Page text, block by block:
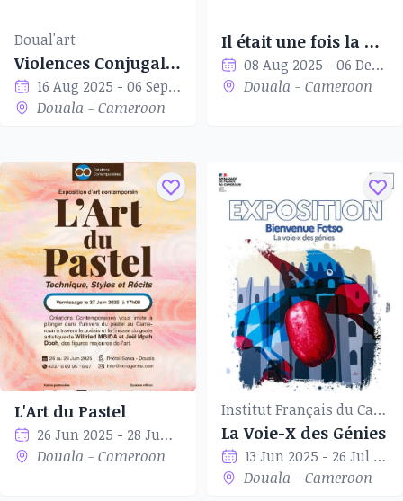
Doual'art
Violences Conjugales
16 Aug 2025 - 06 Sep 2025
Douala - Cameroon
Il était une fois la naissance du Staat Kamerun 1884-1914
08 Aug 2025 - 06 Dec 2025
Douala - Cameroon
L'Art du Pastel
26 Jun 2025 - 28 Jun 2025
Douala - Cameroon
Institut Français du Cameroun of Douala
La Voie-X des Génies
13 Jun 2025 - 26 Jul 2025
Douala - Cameroon